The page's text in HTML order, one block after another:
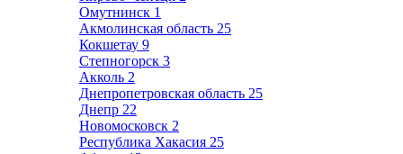
Омутнинск 1
Акмолинская область 25
Кокшетау 9
Степногорск 3
Акколь 2
Днепропетровская область 25
Днепр 22
Новомосковск 2
Республика Хакасия 25